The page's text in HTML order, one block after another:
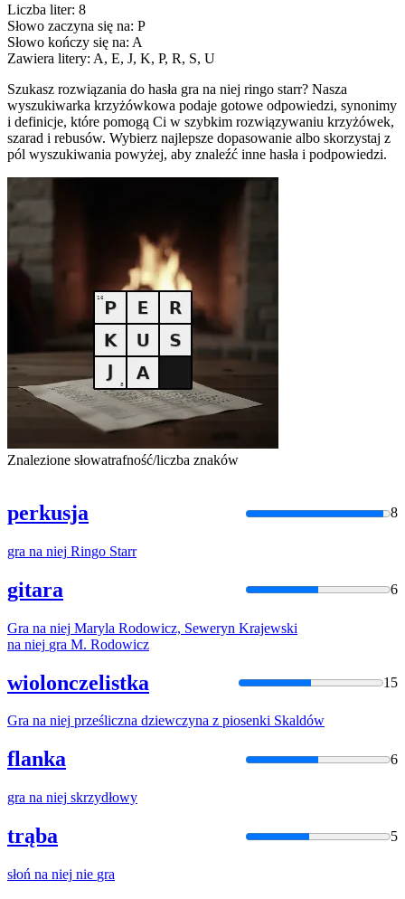
Liczba liter: 8
Słowo zaczyna się na: P
Słowo kończy się na: A
Zawiera litery: A, E, J, K, P, R, S, U
Szukasz rozwiązania do hasła gra na niej ringo starr? Nasza
wyszukiwarka krzyżówkowa podaje gotowe odpowiedzi, synonimy
i definicje, które pomogą Ci w szybkim rozwiązywaniu krzyżówek,
szarad i rebusów. Wybierz najlepsze dopasowanie albo skorzystaj z
pól wyszukiwania powyżej, aby znaleźć inne hasła i podpowiedzi.
Znalezione słowatrafność/liczba znaków
perkusja 8
gra na niej Ringo Starr
gitara 6
Gra na niej Maryla Rodowicz, Seweryn Krajewski
na niej gra M. Rodowicz
wiolonczelistka 15
Gra na niej prześliczna dziewczyna z piosenki Skaldów
flanka 6
gra na niej skrzydłowy
trąba 5
słoń na niej nie gra